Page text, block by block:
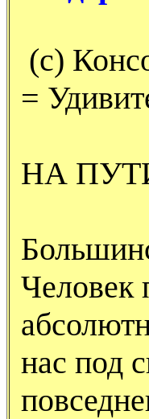
(с)
=
HА
Человек
нас под